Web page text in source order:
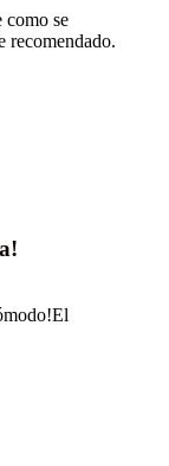
como se
recomendado.